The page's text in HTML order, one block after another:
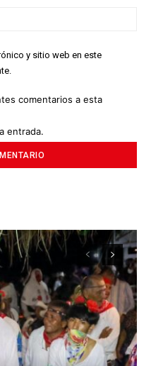
y sitio web en este
comentarios a esta
entrada.